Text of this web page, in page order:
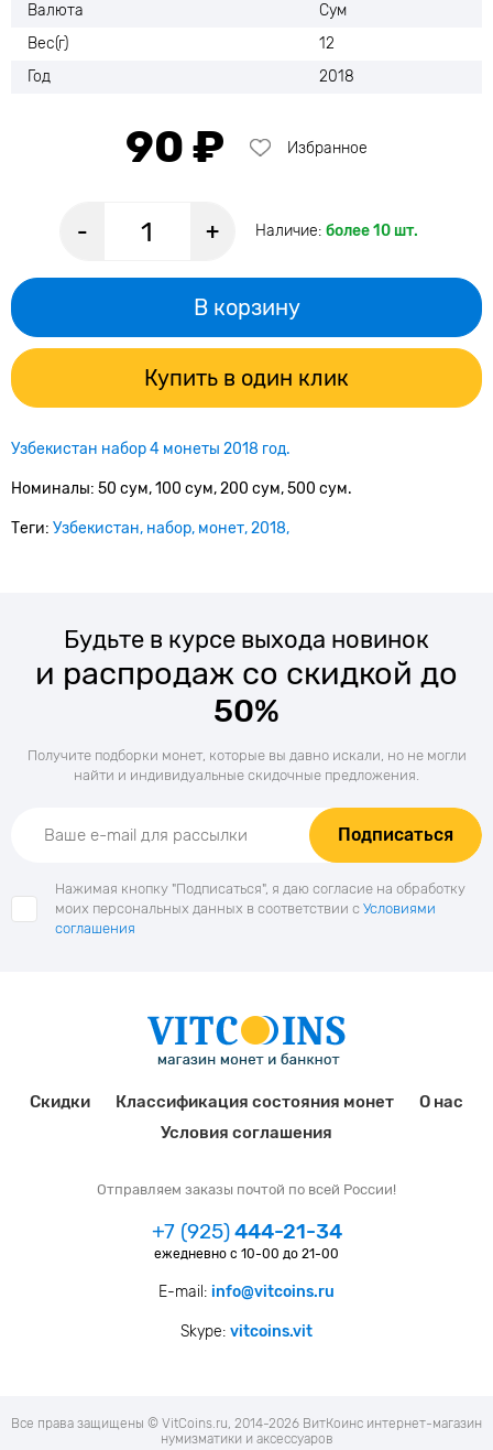
Валюта
Сум
Вес(г)
12
Год
2018
90 ₽ Избранное
- + Наличие: более 10 шт.
В корзину
Купить в один клик
Узбекистан набор 4 монеты 2018 год.
Номиналы: 50 сум, 100 сум, 200 сум, 500 сум.
Теги: Узбекистан набор монет 2018
Будьте в курсе выхода новинок
и распродаж со скидкой до
50%
Получите подборки монет, которые вы давно искали, но не могли
найти и индивидуальные скидочные предложения.
Подписаться
Нажимая кнопку "Подписаться", я даю согласие на обработку
моих персональных данных в соответствии с Условиями
соглашения
Скидки Классификация состояния монет
О нас
Условия соглашения
Отправляем заказы почтой по всей России!
+7 (925)444-21-34
ежедневно с 10-00 до 21-00
E-mail: info@vitcoins.ru
Skype: vitcoins.vit
Все права защищены © VitCoins.ru, 2014-2026 ВитКоинс интернет-магазин
нумизматики и аксессуаров